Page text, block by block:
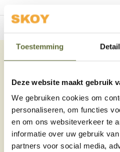
Toestemming
Deze website maakt gebruik
We gebruiken cookies om
personaliseren, om functies
en om ons websiteverkeer te
informatie over uw gebruik
partners voor social media,
Klantenservice:
Telefonisch contact
06 – 51 89 84 56
Stuur een e-mail